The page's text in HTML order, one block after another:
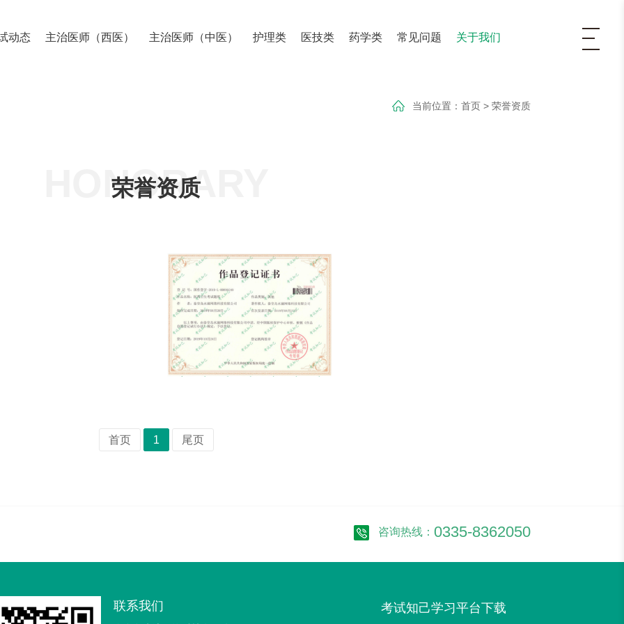
动态 主治医师（西医） 主治医师（中医） 护理类 医技类 药学类 常见问题 关于我们
当前位置： 首页> 荣誉资质
荣誉资质
HONORARY
首页 1 尾页
咨询热线： 0335-8362050
联系我们 考试知己学习平台下载